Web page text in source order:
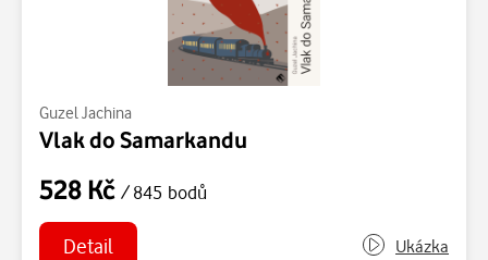
Guzel Jachina
Vlak do Samarkandu
528 Kč / 845 bodů
Detail Ukázka